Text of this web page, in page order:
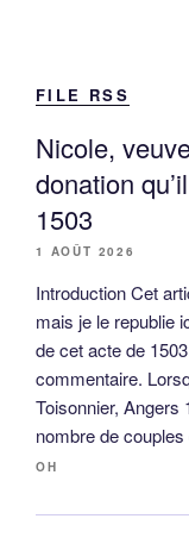
FILE RSS
Nicole,
donation
1503
1 AOÛT 2026
Introduction Cet
mais je le republie
de cet acte de
commentaire.
Toisonnier, Angers
nombre de
OH